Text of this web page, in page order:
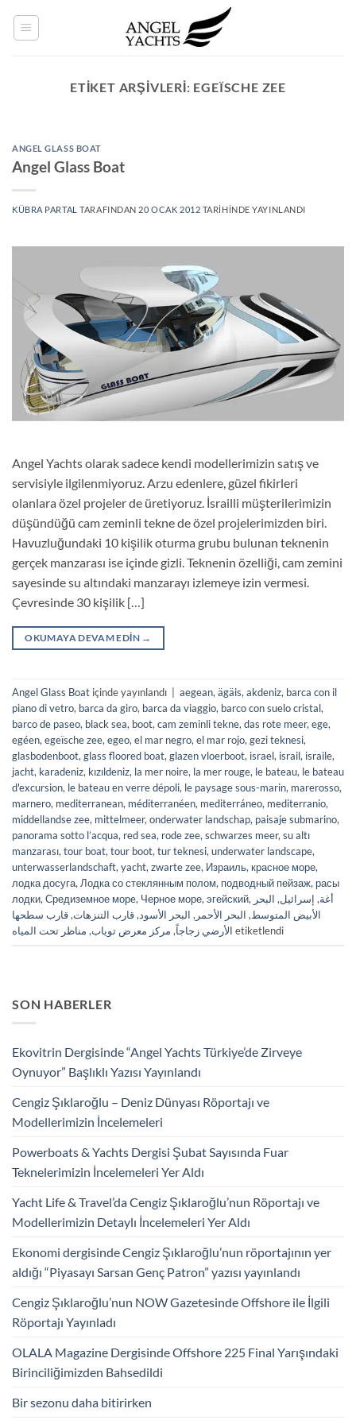
ETIKET ARŞIVLERI: EGEÏSCHE ZEE
ANGEL GLASS BOAT
Angel Glass Boat
KÜBRA PARTAL TARAFINDAN 20 OCAK 2012 TARIHINDE YAYINLANDI
Angel Yachts olarak sadece kendi modellerimizin satış ve
servisiyle ilgilenmiyoruz. Arzu edenlere, güzel fikirleri
olanlara özel projeler de üretiyoruz. İsrailli müşterilerimizin
düşündüğü cam zeminli tekne de özel projelerimizden biri.
Havuzluğundaki 10 kişilik oturma grubu bulunan teknenin
gerçek manzarası ise içinde gizli. Teknenin özelliği, cam zemini
sayesinde su altındaki manzarayı izlemeye izin vermesi.
Çevresinde 30 kişilik […]
OKUMAYA DEVAM EDIN →
Angel Glass Boat içinde yayınlandı aegean,ägäis,akdeniz, barca con il
piano di vetro, barca da giro, barca da viaggio, barco con suelo cristal,
barco de paseo, black sea, boot,cam zeminli tekne,das rote meer,ege,
egéen,egeïsche zee,egeo,el mar negro,el mar rojo,gezi teknesi,
glasbodenboot,glass floored boat,glazen vloerboot, israel, israil, israile,
jacht, karadeniz, kızıldeniz, la mer noire, la mer rouge, le bateau, le bateau
d'excursion, le bateau en verre dépoli, le paysage sous-marin, marerosso,
marnero, mediterranean, méditerranéen, mediterráneo, mediterranio,
middellandse zee, mittelmeer,onderwater landschap, paisaje submarino,
panorama sotto l’acqua, red sea, rode zee,schwarzes meer,su altı
manzarası,tour boat,tour boot,tur teknesi,underwater landscape,
unterwasserlandschaft,yacht,zwarte zee, Израиль,красное море,
лодка досуга,Лодка со стеклянным полом, подводный пейзаж,расы
лодки,Средиземное морe, Черное море,эгейский, أغة, إسرائيل, البحر
الأبيض المتوسط, البحر الأحمر , البحر الأسود,قارب التنزهات,قارب سطحها
الأرضي زجاجاً, مركز معرض توياب, مناظر تحت المياه etiketlendi
SON HABERLER
Ekovitrin Dergisinde “Angel Yachts Türkiye’de Zirveye
Oynuyor” Başlıklı Yazısı Yayınlandı
Cengiz Şıklaroğlu – Deniz Dünyası Röportajı ve
Modellerimizin İncelemeleri
Powerboats & Yachts Dergisi Şubat Sayısında Fuar
Teknelerimizin İncelemeleri Yer Aldı
Yacht Life & Travel’da Cengiz Şıklaroğlu’nun Röportajı ve
Modellerimizin Detaylı İncelemeleri Yer Aldı
Ekonomi dergisinde Cengiz Şıklaroğlu’nun röportajının yer
aldığı “Piyasayı Sarsan Genç Patron” yazısı yayınlandı
Cengiz Şıklaroğlu’nun NOW Gazetesinde Offshore ile İlgili
Röportajı Yayınladı
OLALA Magazine Dergisinde Offshore 225 Final Yarışındaki
Birinciliğimizden Bahsedildi
Bir sezonu daha bitirirken